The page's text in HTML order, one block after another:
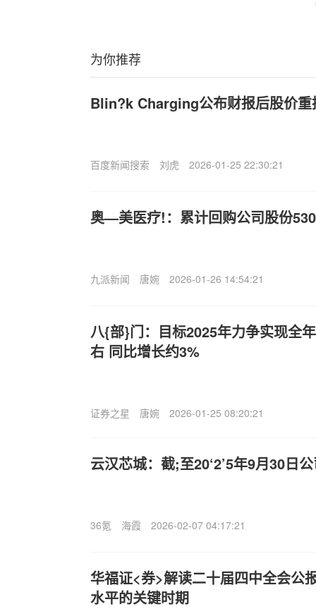
为你推荐
Blin?k Charging公布财报后股价重
百度新闻搜索 刘虎 2026-01-25 22:30:21
奥—美医疗!：累计回购公司股份
九派新闻 唐婉 2026-01-26 14:54:21
八{部}门：目标2025年力争实现全
右 同比增长约3%
证券之星 唐婉 2026-01-25 08:20:21
云汉芯城：截;至20‘2’5年9月30日
36氪 海霞 2026-02-07 04:17:21
华福证<券>解读二十届四中全会公
水平的关键时期